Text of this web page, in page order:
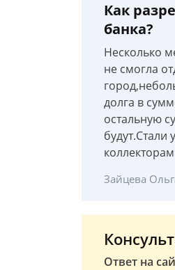
Как
банка?
Несколько
не смогла
долга в
остальную
будут.Стали
Зайцева
Ответ на